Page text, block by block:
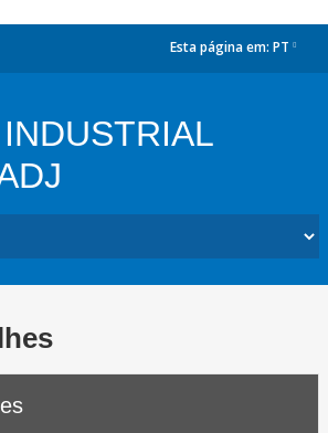
Esta página em: PT